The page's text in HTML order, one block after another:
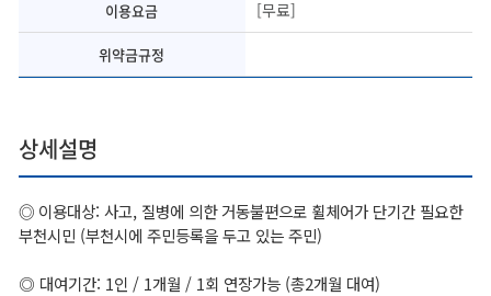
이용요금 [무료]
위약금규정
상세설명
◎ 이용대상: 사고, 질병에 의한 거동불편으로 휠체어가 단기간 필요한
부천시민 (부천시에 주민등록을 두고 있는 주민)
◎ 대여기간: 1인 / 1개월 / 1회 연장가능 (총2개월 대여)